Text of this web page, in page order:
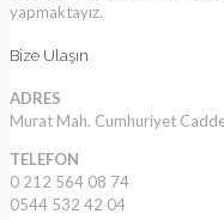
yapmaktayız.
Bize Ulaşın
ADRES
Murat Mah. Cumhuriyet
TELEFON
0 212 564 08 74
0544 532 42 04